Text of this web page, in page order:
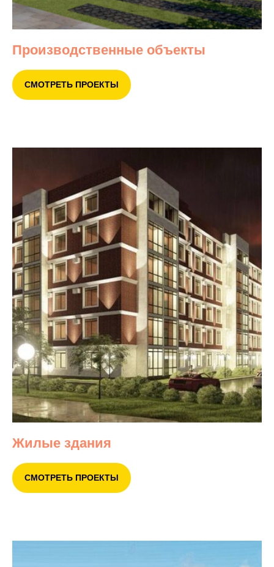
Производственные объекты
СМОТРЕТЬ ПРОЕКТЫ
Жилые здания
СМОТРЕТЬ ПРОЕКТЫ